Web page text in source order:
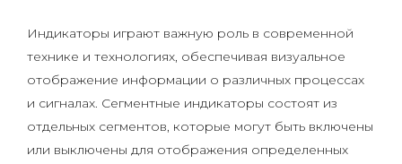
Индикаторы играют важную роль в современной
технике и технологиях, обеспечивая визуальное
отображение информации о различных процессах
и сигналах. Сегментные индикаторы состоят из
отдельных сегментов, которые могут быть включены
или выключены для отображения определенных